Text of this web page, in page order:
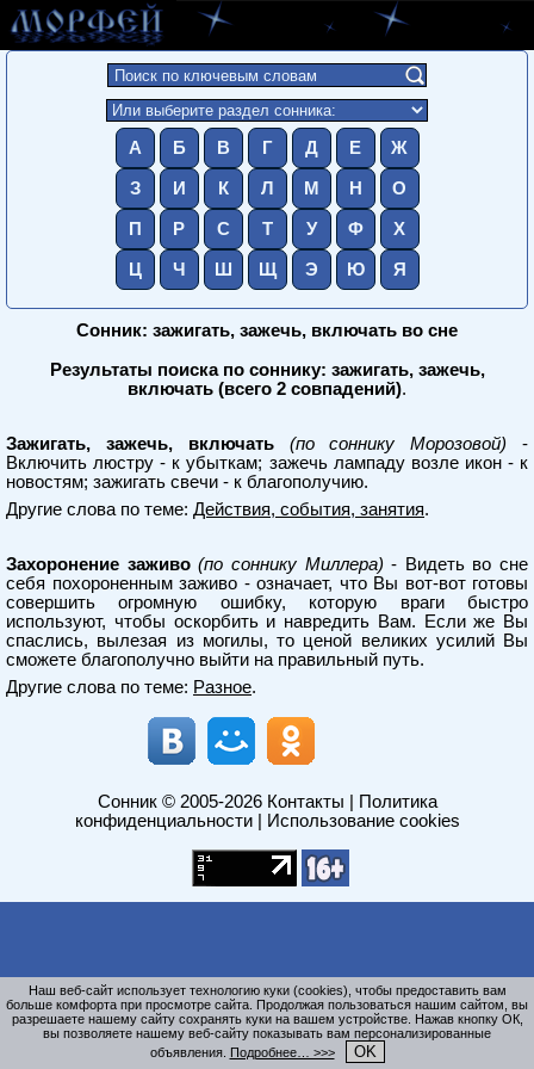
А Б В Г Д Е Ж
З И К Л М Н О
П Р С Т У Ф Х
Ц Ч Ш Щ Э Ю Я
Сонник: зажигать, зажечь, включать во сне
Результаты поиска по соннику: зажигать, зажечь,
включать (всего 2 совпадений).
Зажигать, зажечь, включать (по соннику Морозовой) -
Включить люстру - к убыткам; зажечь лампаду возле икон - к
новостям; зажигать свечи - к благополучию.
Другие слова по теме: Действия, события, занятия.
Захоронение заживо (по соннику Миллера) - Видеть во сне
себя похороненным заживо - означает, что Вы вот-вот готовы
совершить огромную ошибку, которую враги быстро
используют, чтобы оскорбить и навредить Вам. Если же Вы
спаслись, вылезая из могилы, то ценой великих усилий Вы
сможете благополучно выйти на правильный путь.
Другие слова по теме: Разное.
Сонник© 2005-2026 Контакты
Политика
конфиденциальности| Использование cookies
Наш веб-сайт использует технологию куки (cookies), чтобы предоставить вам
больше комфорта при просмотре сайта. Продолжая пользоваться нашим сайтом, вы
разрешаете нашему сайту сохранять куки на вашем устройстве. Нажав кнопку ОК,
вы позволяете нашему веб-сайту показывать вам персонализированные
объявления. Подробнее… >>> OK